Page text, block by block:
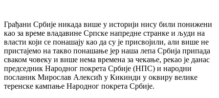
Грађани Србије никада више у историји нису били понижени
као за време владавине Српске напредне странке и људи на
власти који се понашају као да су је присвојили, али више не
пристајемо на такво понашање јер наша лепа Србија припада
сваком човеку и више нема времена за чекање, рекао је данас
председник Народног покрета Србије (НПС) и народни
посланик Мирослав Алексић у Кикинди у оквиру велике
теренске кампање Народног покрета Србије.